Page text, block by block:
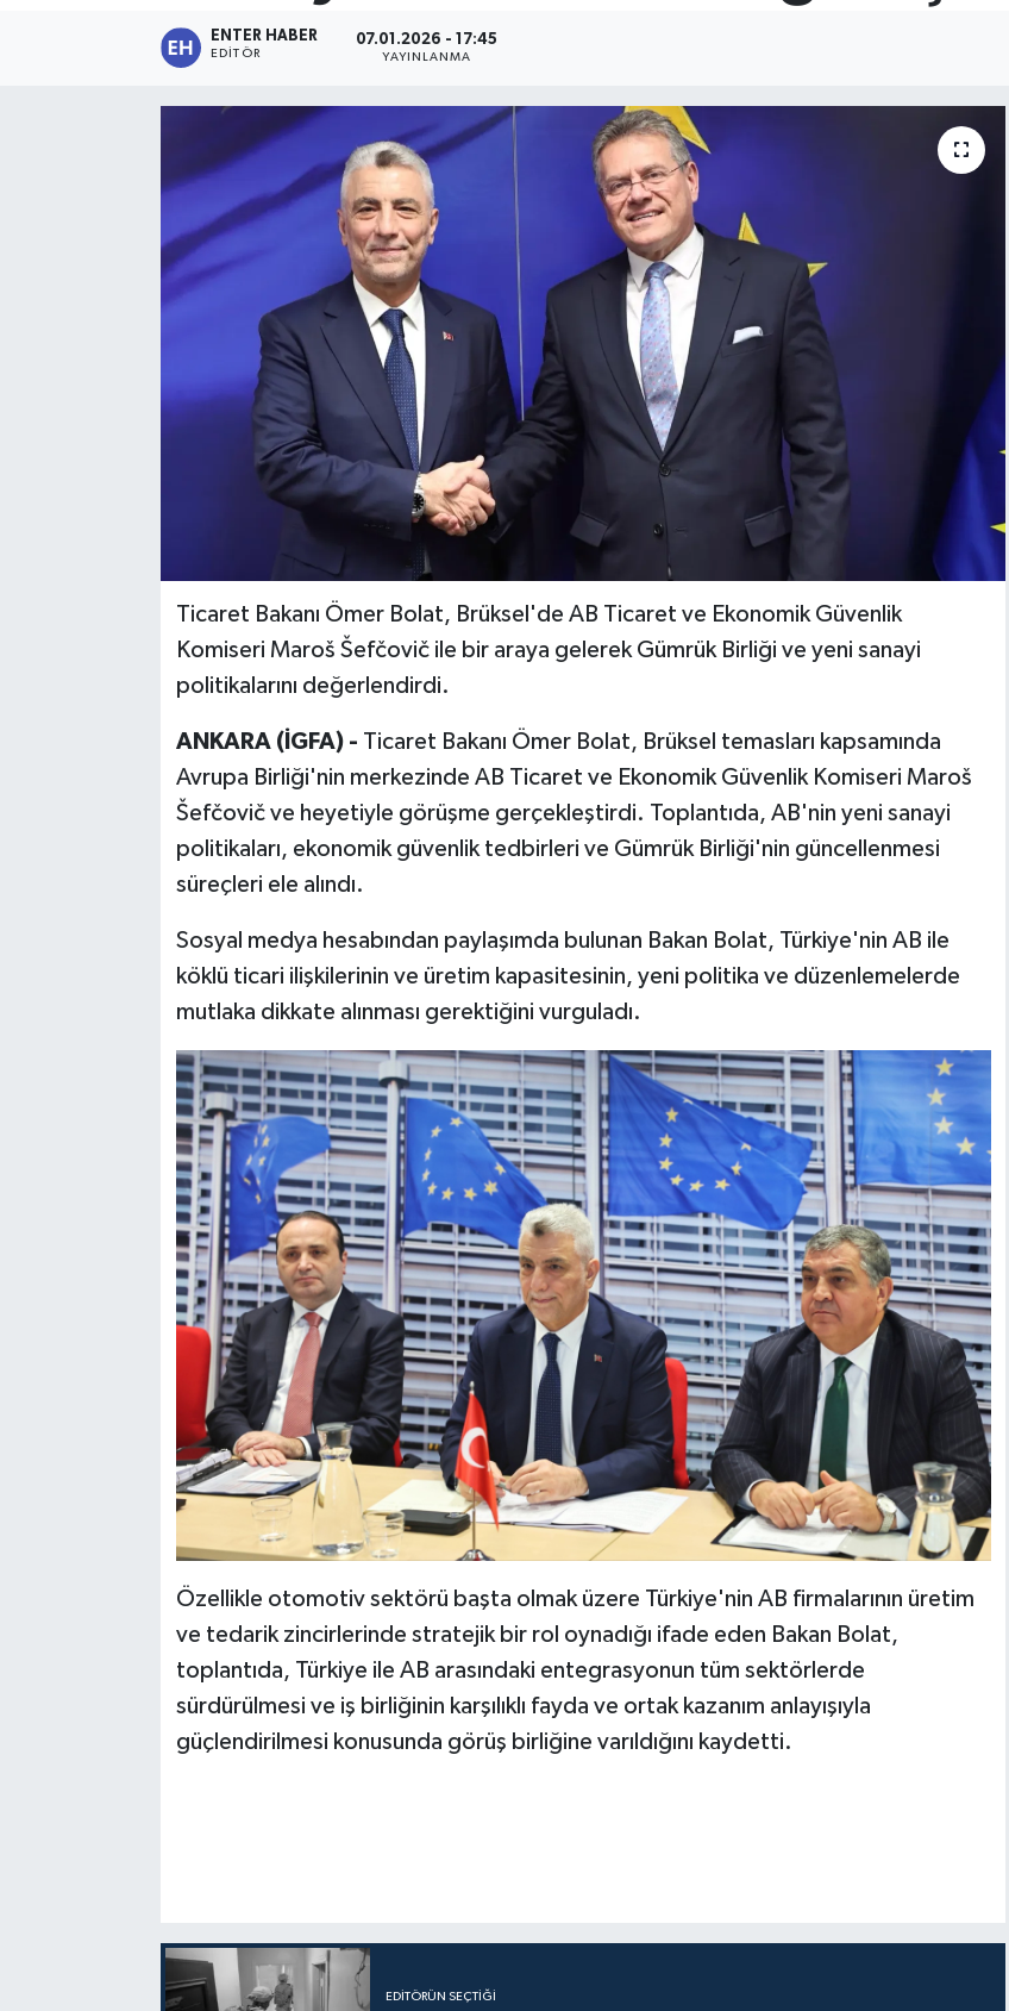
ENTER HABER
EDITÖR
07.01.2026 - 17:45
YAYINLANMA
Ticaret Bakanı Ömer Bolat, Brüksel'de AB Ticaret ve Ekonomik Güvenlik
Komiseri Maroš Šefčovič ile bir araya gelerek Gümrük Birliği ve yeni sanayi
politikalarını değerlendirdi.
ANKARA (İGFA) - Ticaret Bakanı Ömer Bolat, Brüksel temasları kapsamında
Avrupa Birliği'nin merkezinde AB Ticaret ve Ekonomik Güvenlik Komiseri Maroš
Šefčovič ve heyetiyle görüşme gerçekleştirdi. Toplantıda, AB'nin yeni sanayi
politikaları, ekonomik güvenlik tedbirleri ve Gümrük Birliği'nin güncellenmesi
süreçleri ele alındı.
Sosyal medya hesabından paylaşımda bulunan Bakan Bolat, Türkiye'nin AB ile
köklü ticari ilişkilerinin ve üretim kapasitesinin, yeni politika ve düzenlemelerde
mutlaka dikkate alınması gerektiğini vurguladı.
Özellikle otomotiv sektörü başta olmak üzere Türkiye'nin AB firmalarının üretim
ve tedarik zincirlerinde stratejik bir rol oynadığı ifade eden Bakan Bolat,
toplantıda, Türkiye ile AB arasındaki entegrasyonun tüm sektörlerde
sürdürülmesi ve iş birliğinin karşılıklı fayda ve ortak kazanım anlayışıyla
güçlendirilmesi konusunda görüş birliğine varıldığını kaydetti.
EDITÖRÜN SEÇTIĞI
KÜLTÜR SANAT